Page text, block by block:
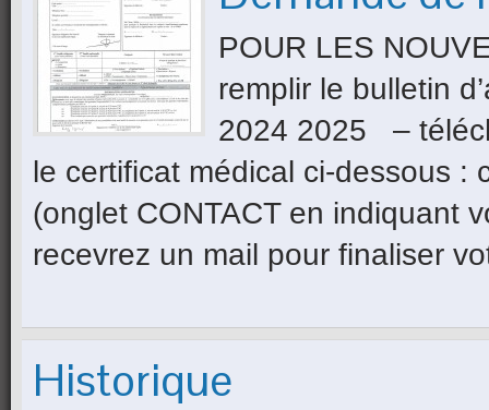
POUR LES
remplir le bulletin
2024 2025 –
le certificat médical ci-dessous
(onglet CONTACT en indiquant
recevrez un mail pour finaliser
Historique